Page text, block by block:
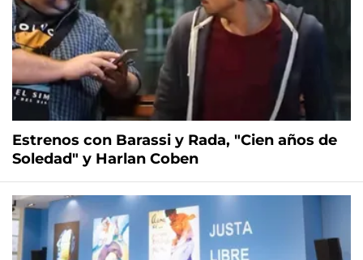
Estrenos con Barassi y Rada, "Cien años de
Soledad" y Harlan Coben